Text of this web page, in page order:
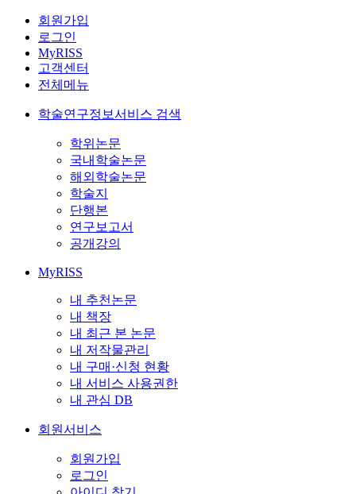
회원가입
로그인
MyRISS
고객센터
전체메뉴
학술연구정보서비스 검색
학위논문
국내학술논문
해외학술논문
학술지
단행본
연구보고서
공개강의
MyRISS
내 추천논문
내 책장
내 최근 본 논문
내 저작물관리
내 구매·신청 현황
내 서비스 사용권한
내 관심 DB
회원서비스
회원가입
로그인